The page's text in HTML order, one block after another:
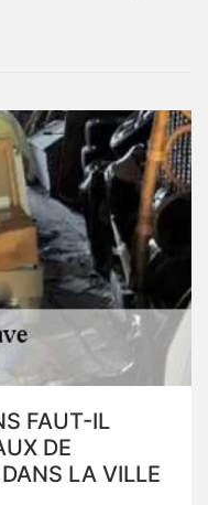
FAUT-IL
DE
LA VILLE